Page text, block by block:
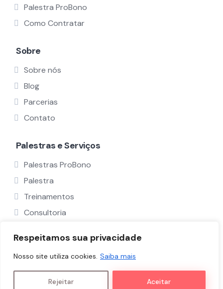
Respeitamos sua privacidade
Nosso site utiliza cookies. Saiba mais
Rejeitar Aceitar
Palestra ProBono
Como Contratar
Sobre
Sobre nós
Blog
Parcerias
Contato
Palestras e Serviços
Palestras ProBono
Palestra
Treinamentos
Consultoria
Políticas e Termos Palestrantes